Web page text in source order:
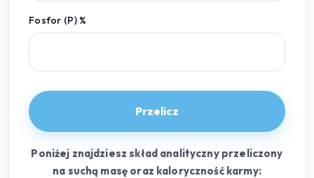
Fosfor (P) %
Przelicz
Poniżej znajdziesz skład analityczny przeliczony
na suchą masę oraz kaloryczność karmy: